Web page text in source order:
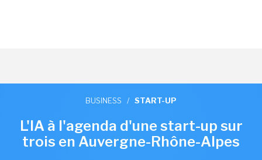
BUSINESS / START-UP
L'IA à l'agenda d'une start-up sur
trois en Auvergne-Rhône-Alpes